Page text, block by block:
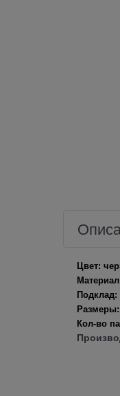
Цвет:
Размеры:
Кол-во